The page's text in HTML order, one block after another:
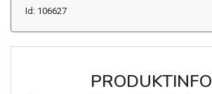
Id: 106627
PRODUKTINFO